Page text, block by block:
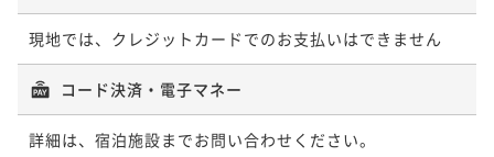
現地では、クレジットカードでのお支払いはできません
コード決済・電子マネー
詳細は、宿泊施設までお問い合わせください。